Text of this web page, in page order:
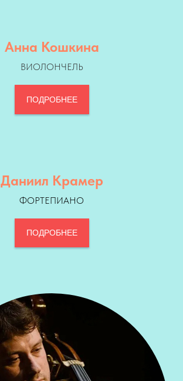
Анна Кошкина
ВИОЛОНЧЕЛЬ
ПОДРОБНЕЕ
Даниил Крамер
ФОРТЕПИАНО
ПОДРОБНЕЕ